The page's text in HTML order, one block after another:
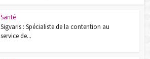
Santé
Sigvaris : Spécialiste de la contention au
service de...